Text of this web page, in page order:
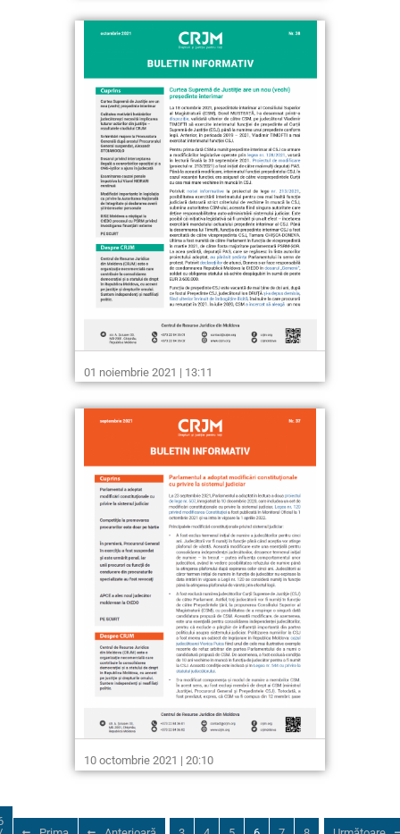
01 noiembrie 2021 | 13:11
10 octombrie 2021 | 20:10